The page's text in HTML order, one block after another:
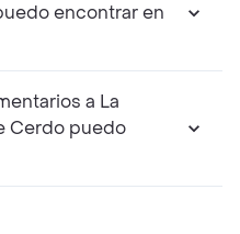
encontrar en
a La
Cerdo puedo